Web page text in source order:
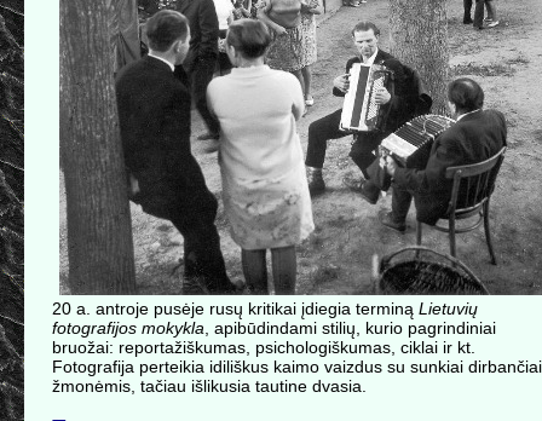
20 a. antroje pusėje rusų kritikai įdiegia terminą Lietuvių
fotografijos mokykla , apibūdindami stilių, kurio pagrindiniai
bruožai: reportažiškumas, psichologiškumas, ciklai ir kt.
Fotografija perteikia idiliškus kaimo vaizdus su sunkiai
žmonėmis, tačiau išlikusia tautine dvasia.